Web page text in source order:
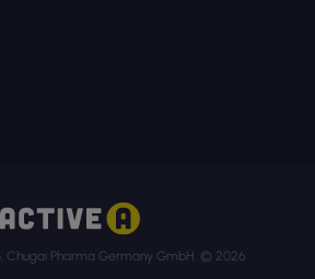
Chugai Pharma Germany GmbH. © 2026